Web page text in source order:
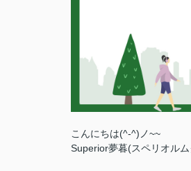
こんにちは(^-^)ノ~~
Superior夢暮(スペリオルム